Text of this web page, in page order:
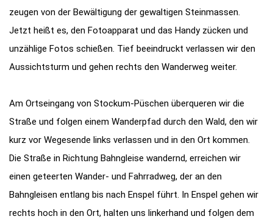
zeugen von der Bewältigung der gewaltigen Steinmassen.
Jetzt heißt es, den Fotoapparat und das Handy zücken und
unzählige Fotos schießen. Tief beeindruckt verlassen wir den
Aussichtsturm und gehen rechts den Wanderweg weiter.
Am Ortseingang von Stockum-Püschen überqueren wir die
Straße und folgen einem Wanderpfad durch den Wald, den wir
kurz vor Wegesende links verlassen und in den Ort kommen.
Die Straße in Richtung Bahngleise wandernd, erreichen wir
einen geteerten Wander- und Fahrradweg, der an den
Bahngleisen entlang bis nach Enspel führt. In Enspel gehen wir
rechts hoch in den Ort, halten uns linkerhand und folgen dem